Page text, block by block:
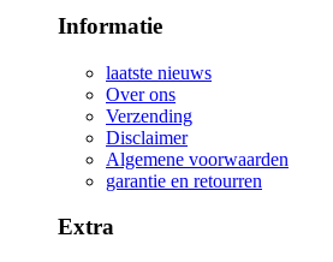
Informatie
laatste nieuws
Over ons
Verzending
Disclaimer
Algemene voorwaarden
garantie en retourren
Extra